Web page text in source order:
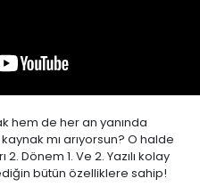
hem de her an yanında
mı arıyorsun? O halde
Dönem 1. Ve 2. Yazılı kolay
bütün özelliklere sahip!